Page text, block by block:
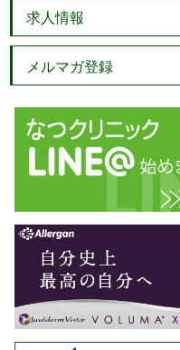
求人情報
メルマガ登録